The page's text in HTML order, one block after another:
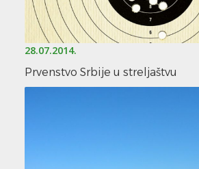
28.07.2014.
Prvenstvo Srbije u streljaštvu